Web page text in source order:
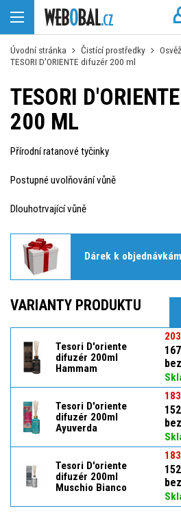
Úvodní stránka Čistící prostředky
TESORI D'ORIENTE difuzér 200 ml
TESORI
200 ML
Přírodní ratanové tyčinky
Postupné uvolňování vůně
Dlouhotrvající vůně
Dárek k
VARIANTY PRODUKTU
Tesori D'oriente
difuzér 200ml
Hammam
Tesori D'oriente
difuzér 200ml
Ayuverda
Tesori D'oriente
difuzér 200ml
Muschio Bianco